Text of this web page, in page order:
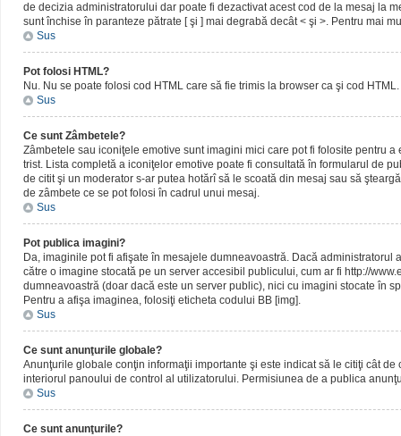
de decizia administratorului dar poate fi dezactivat acest cod de la mesaj la
sunt închise în paranteze pătrate [ şi ] mai degrabă decât < şi >. Pentru mai
Sus
Pot folosi HTML?
Nu. Nu se poate folosi cod HTML care să fie trimis la browser ca şi cod
Sus
Ce sunt Zâmbetele?
Zâmbetele sau iconiţele emotive sunt imagini mici care pot fi folosite pentru
trist. Lista completă a iconiţelor emotive poate fi consultată în formularul de
de citit şi un moderator s-ar putea hotărî să le scoată din mesaj sau să
de zâmbete ce se pot folosi în cadrul unui mesaj.
Sus
Pot publica imagini?
Da, imaginile pot fi afişate în mesajele dumneavoastră. Dacă
către o imagine stocată pe un server accesibil publicului, cum ar fi http://
dumneavoastră (doar dacă este un server public), nici cu imagini stocate în
Pentru a afişa imaginea, folosiţi eticheta codului BB [img].
Sus
Ce sunt anunţurile globale?
Anunţurile globale conţin informaţii importante şi este indicat să le citiţi cât
interiorul panoului de control al utilizatorului. Permisiunea de a publica
Sus
Ce sunt anunţurile?